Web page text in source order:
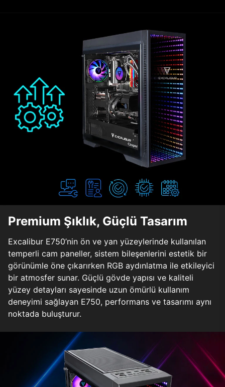
Premium Şıklık, Güçlü Tasarım
Excalibur E750’nin ön ve yan yüzeylerinde kullanılan
temperli cam paneller, sistem bileşenlerini estetik bir
görünümle öne çıkarırken RGB aydınlatma ile etkileyici
bir atmosfer sunar. Güçlü gövde yapısı ve kaliteli
yüzey detayları sayesinde uzun ömürlü kullanım
deneyimi sağlayan E750, performans ve tasarımı aynı
noktada buluşturur.